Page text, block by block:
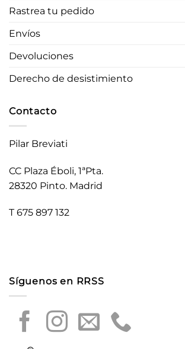
Rastrea tu pedido
Envíos
Devoluciones
Derecho de desistimiento
Contacto
Pilar Breviati
CC Plaza Éboli, 1ªPta.
28320 Pinto. Madrid
T 675 897 132
Síguenos en RRSS